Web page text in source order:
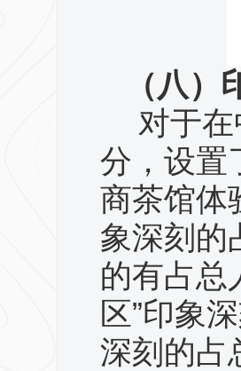
（八
对于
分，设置
商茶馆体
象深刻的
的有占总
区”印象
深刻的占